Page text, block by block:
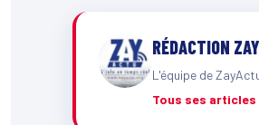
RÉDACTION
L'équipe de
Tous ses